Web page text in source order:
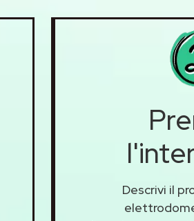
Descrivi il